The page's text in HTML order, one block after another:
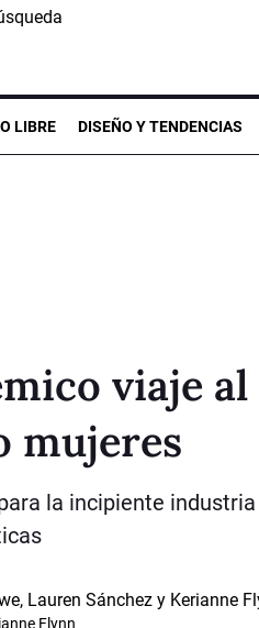
LIBRE DISEÑO Y TENDENCIAS
viaje al
mujeres
la incipiente
Flynn